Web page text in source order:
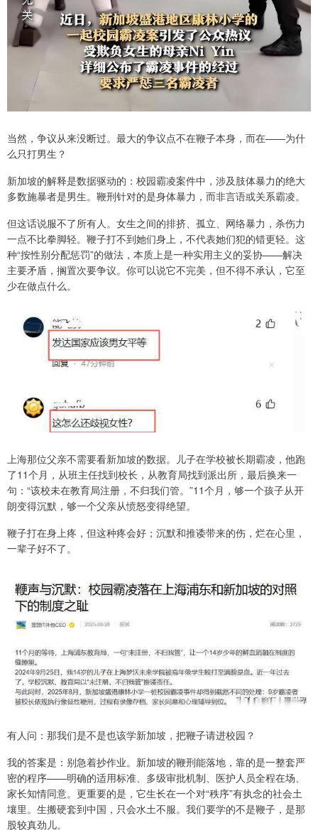
当然，争议从来没断过。最大的争议点不在鞭子本身，而在——为什
么只打男生？
新加坡的解释是数据驱动的：校园霸凌案件中，涉及肢体暴力的绝大
多数施暴者是男生。鞭刑针对的是身体暴力，而非言语或关系霸凌。
但这话说服不了所有人。女生之间的排挤、孤立、网络暴力，杀伤力
一点不比拳脚轻。鞭子打不到她们身上，不代表她们犯的错更轻。这
种“按性别分配惩罚”的做法，本质上是一种实用主义的妥协——解决
主要矛盾，搁置次要争议。你可以说它不完美，但不得不承认，它至
少在做点什么。
上海那位父亲不需要看新加坡的数据。儿子在学校被长期霸凌，他跑
了11个月，从班主任找到校长，从教育局找到派出所，最后换来一
句：“该校未在教育局注册，不归我们管。”11个月，够一个孩子从开
朗变得沉默，够一个父亲从愤怒变得绝望。
鞭子打在身上疼，但这种疼会好；沉默和推诿带来的伤，烂在心里，
一辈子好不了。
有人问：那我们是不是也该学新加坡，把鞭子请进校园？
我的答案是：别急着抄作业。新加坡的鞭刑能落地，靠的是一整套严
密的程序——明确的适用标准、多级审批机制、医护人员全程在场、
家长知情同意。更重要的是，它生长在一个对“秩序”有执念的社会土
壤里。生搬硬套到中国，只会水土不服。我们要学的不是鞭子，是那
股较真劲儿。